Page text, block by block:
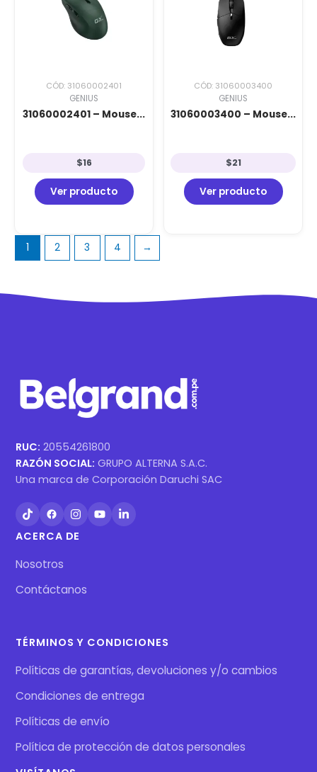
CÓD: 31060002401
GENIUS
31060002401 – Mouse...
$16
Ver producto
CÓD: 31060003400
GENIUS
31060003400 – Mouse...
$21
Ver producto
1 2 3 4 →
RUC: 20554261800
RAZÓN SOCIAL: GRUPO ALTERNA S.A.C.
Una marca de Corporación Daruchi SAC
ACERCA DE
Nosotros
Contáctanos
TÉRMINOS Y CONDICIONES
Políticas de garantías, devoluciones y/o cambios
Condiciones de entrega
Políticas de envío
Política de protección de datos personales